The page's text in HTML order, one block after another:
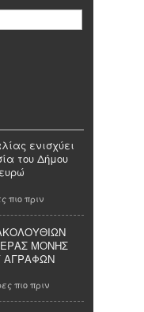
ενισχύει
του Δήμου
πιο πριν
ΜΟΝΗΣ
ΑΓΡΑΦΩΝ
πιο πριν